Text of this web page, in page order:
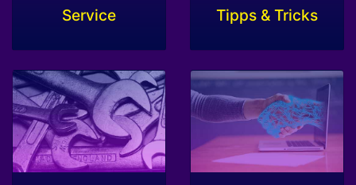
Service Tipps & Tricks